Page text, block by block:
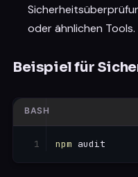
oder ähnlichen Tools.
Beispiel für
npm audit
BASH